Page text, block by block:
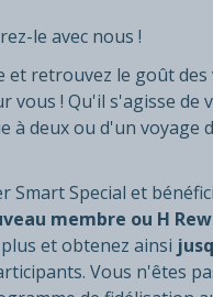
le avec nous !
et retrouvez le goût des
vous ! Qu'il s'agisse de
à deux ou d'un voyage
Smart Special et
membre ou H
et obtenez ainsi
Vous n'êtes